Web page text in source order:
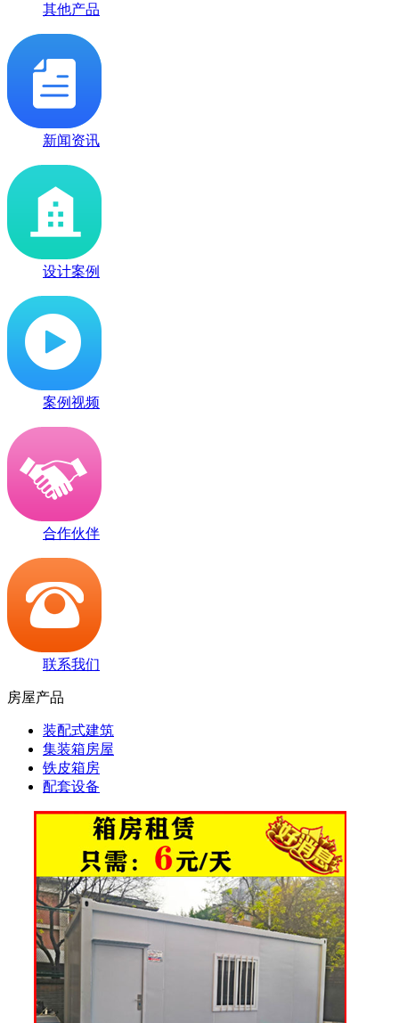
其他产品
新闻资讯
设计案例
案例视频
合作伙伴
联系我们
房屋产品
装配式建筑
集装箱房屋
铁皮箱房
配套设备